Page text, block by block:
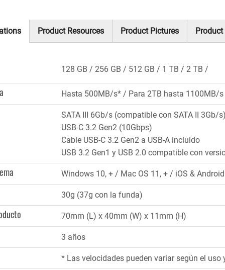
Product Resources Product Pictures Product
128 GB 256 GB 512 GB 1 TB 2 TB
Hasta 500MB/s* / Para 2TB hasta 1100MB/s
SATA III 6Gb/s (compatible con SATA II 3Gb/s)
USB-C 3.2 Gen2 (10Gbps)
Cable USB-C 3.2 Gen2 a USB-A incluido
USB 3.2 Gen1 y USB 2.0 compatible con
Windows 10, + / Mac OS 11, + / iOS &
30g (37g con la funda)
70mm (L) x 40mm (W) x 11mm (H)
3 años
* Las velocidades pueden variar según el